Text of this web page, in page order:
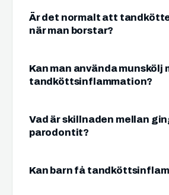
Är det normalt att
när man borstar?
Kan man använda munskölj
tandköttsinflammation?
Vad är skillnaden mellan
parodontit?
Kan barn få